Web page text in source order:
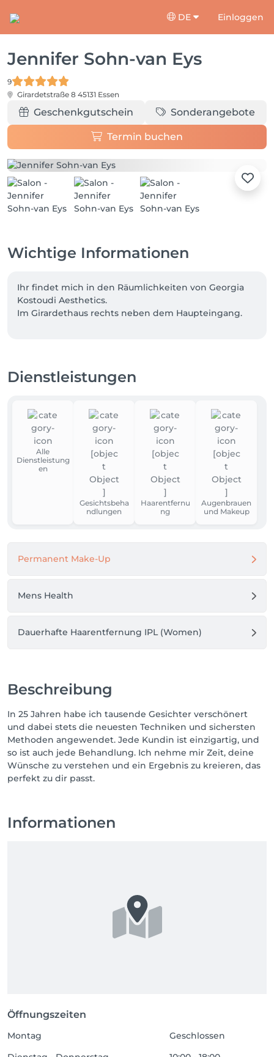
DE Einloggen
Jennifer Sohn-van Eys
9
Girardetstraße 8 45131 Essen
Geschenkgutschein Sonderangebote
Termin buchen
Wichtige Informationen
Ihr findet mich in den Räumlichkeiten von Georgia
Kostoudi Aesthetics.
Im Girardethaus rechts neben dem Haupteingang.
Dienstleistungen
Alle
Dienstleistung
en
Gesichtsbeha
ndlungen
Haarentfernu
ng
Augenbrauen
und Makeup
Permanent Make-Up
Mens Health
Dauerhafte Haarentfernung IPL (Women)
Beschreibung
In 25 Jahren habe ich tausende Gesichter verschönert
und dabei stets die neuesten Techniken und sichersten
Methoden angewendet. Jede Kundin ist einzigartig, und
so ist auch jede Behandlung. Ich nehme mir Zeit, deine
Wünsche zu verstehen und ein Ergebnis zu kreieren, das
perfekt zu dir passt.
Informationen
Öffnungszeiten
Montag
Geschlossen